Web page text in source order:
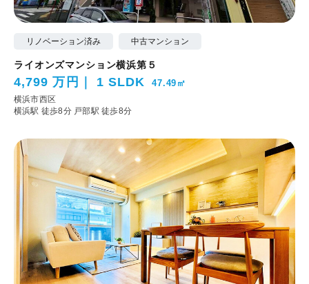
リノベーション済み 中古マンション
ライオンズマンション横浜第５
4,799 万円 1 SLDK 47.49㎡
横浜市西区
横浜駅 徒歩8分 戸部駅 徒歩8分